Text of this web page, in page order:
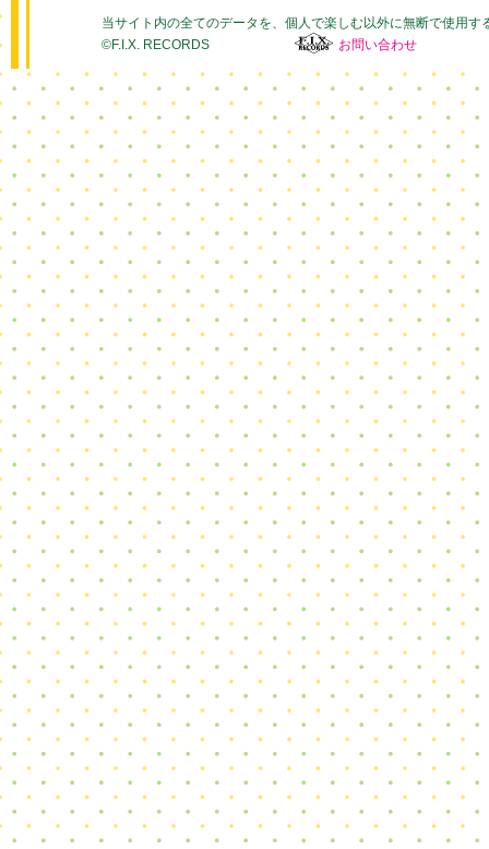
当サイト内の全てのデータを、個人で楽しむ以外に無断で使用す
©F.I.X. RECORDS
お問い合わせ